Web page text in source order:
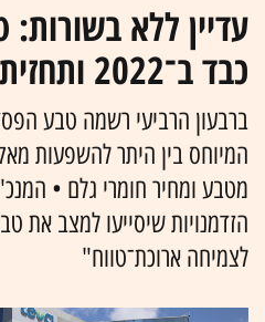
עדיין ללא
כבד ב־2022 ותחזית פושרת להמשך
המיוחס בין היתר להשפעות
מטבע ומחיר חומרי גלם •
הזדמנויות שיסייעו למצב את
לצמיחה ארוכת־טווח"